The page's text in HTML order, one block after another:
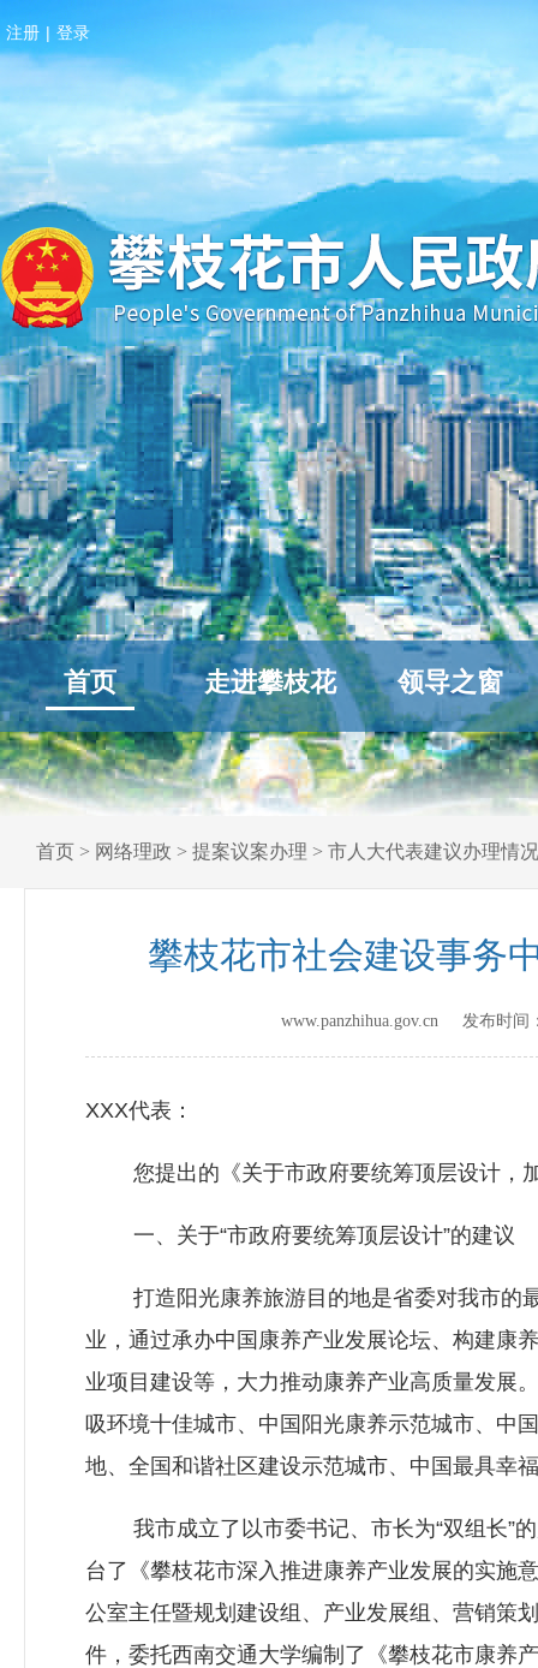
注册 | 登录
首页 走进攀枝花 领导之窗
首页 > 网络理政 > 提案议案办理 > 市人大代表建议办理情况
攀枝花市社会建设事务
www.panzhihua.gov.cn 发布时间
XXX代表：
您提出的《关于市政府要统筹顶层设计，加
一、关于“市政府要统筹顶层设计”的建议
打造阳光康养旅游目的地是省委对我市的最
业，通过承办中国康养产业发展论坛、构建康
业项目建设等，大力推动康养产业高质量发展
吸环境十佳城市、中国阳光康养示范城市、中
地、全国和谐社区建设示范城市、中国最具幸
我市成立了以市委书记、市长为“双组长”的
台了《攀枝花市深入推进康养产业发展的实施
公室主任暨规划建设组、产业发展组、营销策
件，委托西南交通大学编制了《攀枝花市康养